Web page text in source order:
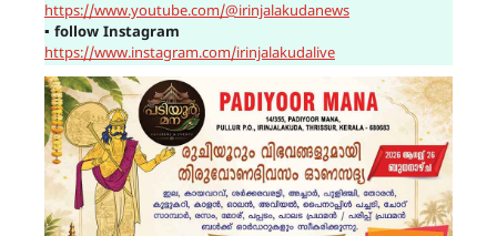
https://www.youtube.com/@irinjalakudanews
▪ follow Instagram
https://www.instagram.com/irinjalakudalive